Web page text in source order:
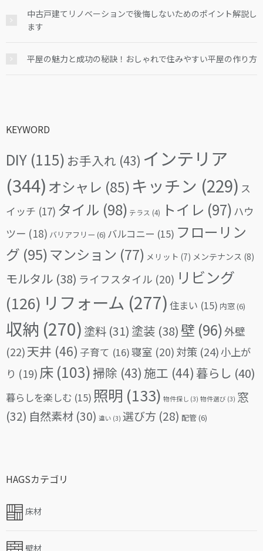
中古戸建てリノベーションで後悔しないためのポイント解説し
ます
平屋の魅力と成功の秘訣！おしゃれで住みやすい平屋の作り方
KEYWORD
DIY (115) お手入れ (43) インテリア
(344) オシャレ (85) キッチン (229) ス
イッチ (17) タイル (98) テラス (4) トイレ (97) ハウ
ツー (18) バリアフリー (6) バルコニー (15) フローリン
グ (95)マンション (77) メリット (7) メンテナンス (8)
モルタル (38) ライフスタイル (20) リビング
(126) リフォーム (277) 住まい (15) 内窓(6)
収納 (270) 塗料 (31) 塗装 (38) 壁 (96)外壁
(22)天井 (46) 子育て (16)寝室 (20) 対策 (24)小上が
り (19) 床 (103)掃除 (43) 施工 (44) 暮らし (40)
暮らしを楽しむ (15) 照明 (133) 物件探し (3) 物件選び (3) 窓
(32) 自然素材 (30) 違い (3) 選び方 (28) 配管(6)
HAGSカテゴリ
床材
壁材